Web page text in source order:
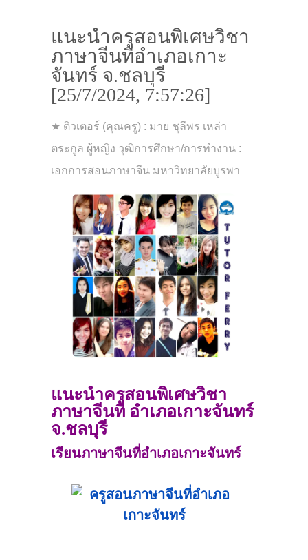
แนะนำครูสอนพิเศษวิชา
ภาษาจีนที่อำเภอเกาะ
จันทร์ จ.ชลบุรี
[25/7/2024, 7:57:26]
★ ติวเตอร์ (คุณครู) : มาย ชุลีพร เหล่า
ตระกูล ผู้หญิง วุฒิการศึกษา/การทำงาน :
เอกการสอนภาษาจีน มหาวิทยาลัยบูรพา
แนะนำครูสอนพิเศษวิชา
ภาษาจีนที่ อำเภอเกาะจันทร์
จ.ชลบุรี
เรียนภาษาจีนที่อำเภอเกาะจันทร์